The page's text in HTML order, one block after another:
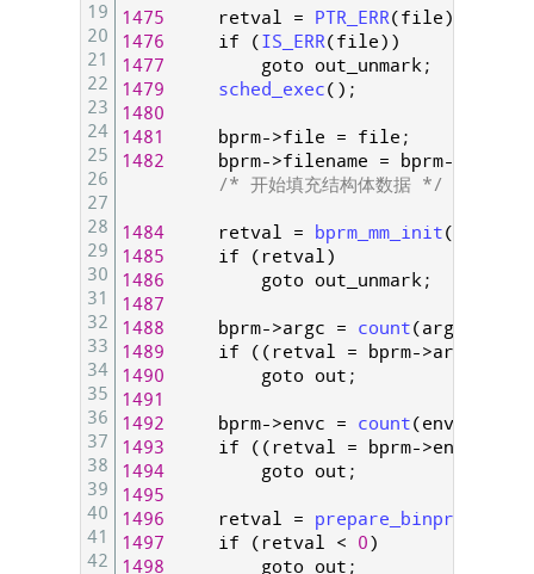
19
20
21
22
23
24
25
26
27
28
29
30
31
32
33
34
35
36
37
38
39
40
41
42
1475 retval = PTR_ERR(file)
1476
if (IS_ERR(file) )
1477
goto out_unmark;
1479
sched_exec( ) ;
1480
1481
bprm->file = file ;
1482
bprm->filename = bprm->
/* 开始填充结构体数据 */
1484 retval = bprm_mm_init(
1485
if ( retval)
1486
goto out_unmark;
1487
1488
bprm->argc = count(argv
1489
if ( ( retval = bprm->argc
1490
goto out ;
1491
1492
bprm->envc = count(envp
1493
if ( ( retval = bprm->envc
1494
goto out ;
1495
1496
retval = prepare_binprm
1497
if ( retval < 0)
1498
goto out ;